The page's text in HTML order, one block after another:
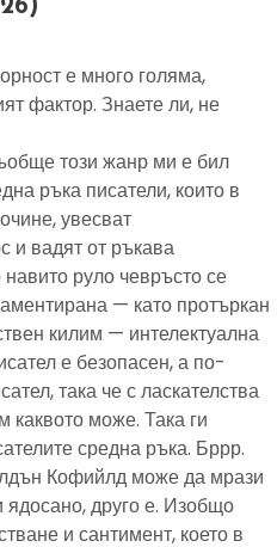
е много голяма,
фактор. Знаете ли, не
този жанр ми е бил
ръка писатели, които в
увесват
и вадят от ръкава
руло чевръсто се
— като протъркан
килим — интелектуална
е безопасен, а по-
така че с ласкателства
каквото може. Така ги
средна ръка. Бррр.
Кофийлд може да мрази
друго е. Изобщо
и сантимент, което в